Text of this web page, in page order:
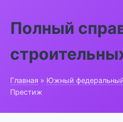
Полный
Главная » Южный
Престиж